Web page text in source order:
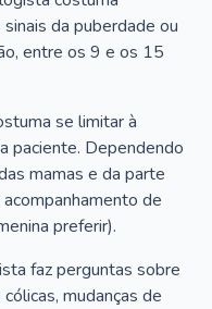
da puberdade ou
entre os 9 e os 15
se limitar à
paciente. Dependendo
mamas e da parte
de
preferir).
faz perguntas sobre
mudanças de